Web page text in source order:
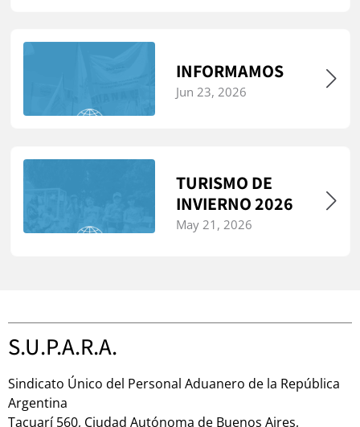
INFORMAMOS
Jun 23, 2026
TURISMO DE
INVIERNO 2026
May 21, 2026
S.U.P.A.R.A.
Sindicato Único del Personal Aduanero de la República
Argentina
Tacuarí 560, Ciudad Autónoma de Buenos Aires,